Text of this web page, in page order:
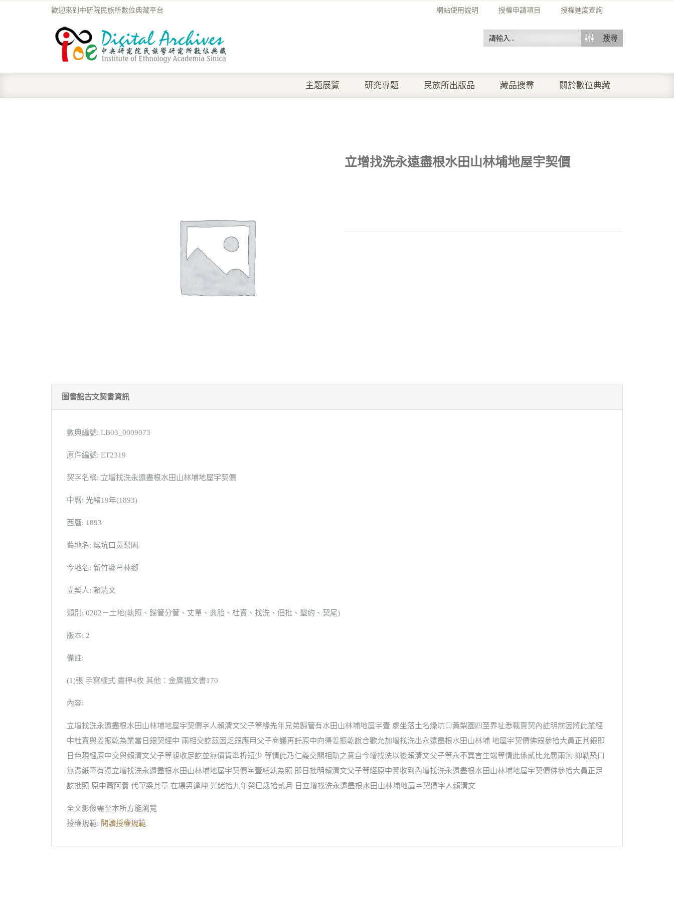
網站使用說明 授權申請項目 授權進度查詢
歡迎來到中研院民族所數位典藏平台
搜尋
主題展覽 研究專題 民族所出版品 藏品搜尋 關於數位典藏
立增找洗永遠盡根水田山林埔地屋宇契價
圖書館古文契書資訊
數典編號: LB03_0009073
原件編號: ET2319
契字名稱: 立增找洗永遠盡根水田山林埔地屋宇契價
中曆: 光緒19年(1893)
西曆: 1893
舊地名: 燥坑口黃梨園
今地名: 新竹縣芎林鄉
立契人: 賴清文
類別: 0202－土地(執照、歸管分管、丈單、典胎、杜賣、找洗、佃批、墾約、契尾)
版本: 2
備註:
(1)張 手寫樣式 畫押4枚 其他：金廣福文書170
內容:
立增找洗永遠盡根水田山林埔地屋宇契價字人賴清文父子等緣先年兄弟歸管有水田山林埔地屋宇壹 處坐落土名燥坑口黃梨園四至界址悉載賣契內註明前因將此業經
中杜賣與姜振乾為業當日銀契經中 兩相交訖茲因乏銀應用父子商議再託原中向得姜振乾說合歡允加增找洗出永遠盡根水田山林埔 地屋宇契價佛銀參拾大員正其銀即
日色現經原中交與賴清文父子等親收足訖並無債貨準折短少 等情此乃仁義交關相助之意自今增找洗以後賴清文父子等永不異言生端等情此係貳比允愿兩無 抑勒恐口
無憑紙筆有憑立增找洗永遠盡根水田山林埔地屋宇契價字壹紙執為照 即日批明賴清文父子等經原中實收到內增找洗永遠盡根水田山林埔地屋宇契價佛參拾大員正足
訖批照 原中蕭阿養 代筆梁其章 在場男逢坤 光緒拾九年癸巳歲拾貳月 日立增找洗永遠盡根水田山林埔地屋宇契價字人賴清文
全文影像需至本所方能瀏覽
授權規範: 閱讀授權規範